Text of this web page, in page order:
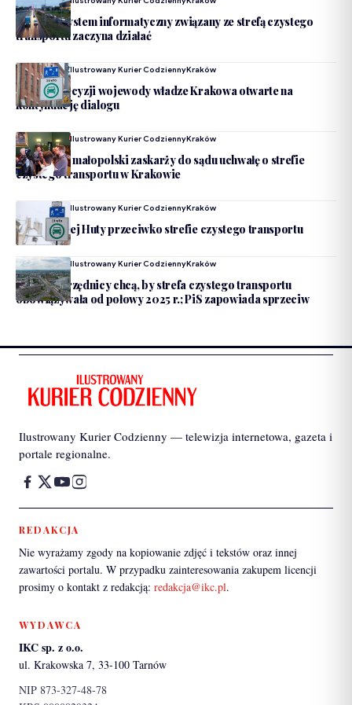
Kraków. System informatyczny związany ze strefą czystego
transportu zaczyna działać
Dodane PrzezIlustrowany Kurier CodziennyKraków
SCT: po decyzji wojewody władze Krakowa otwarte na
kontynuację dialogu
Dodane PrzezIlustrowany Kurier CodziennyKraków
Wojewoda małopolski zaskarży do sądu uchwałę o strefie
czystego transportu w Krakowie
Dodane Przez Ilustrowany Kurier CodziennyKraków
Radni Nowej Huty przeciwko strefie czystego transportu
Dodane PrzezIlustrowany Kurier CodziennyKraków
Kraków: urzędnicy chcą, by strefa czystego transportu
obowiązywała od połowy 2025 r.; PiS zapowiada sprzeciw
Ilustrowany Kurier Codzienny — telewizja internetowa, gazeta i
portale regionalne.
REDAKCJA
Nie wyrażamy zgody na kopiowanie zdjęć i tekstów oraz innej
zawartości portalu. W przypadku zainteresowania zakupem licencji
prosimy o kontakt z redakcją: redakcja@ikc.pl.
WYDAWCA
IKC sp. z o.o.
ul. Krakowska 7, 33-100 Tarnów
NIP 873-327-48-78